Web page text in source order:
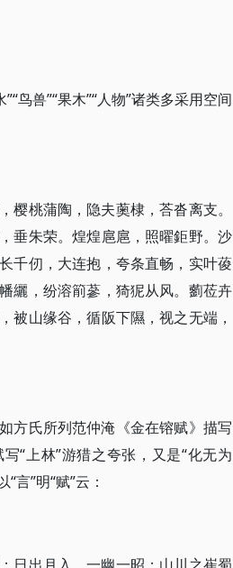
鸟兽”“果木”“人物”诸类多采用空间
桃蒲陶，隐夫薁棣，荅沓离支。
垂朱荣。煌煌扈扈，照曜鉅野。沙
千仞，大连抱，夸条直畅，实叶葰
纚，纷溶箾蔘，猗狔从风。藰莅卉
被山缘谷，循阪下隰，视之无端，
方氏所列范仲淹《金在镕赋》描写
“上林”游猎之夸张，又是“化无为
言”明“赋”云：